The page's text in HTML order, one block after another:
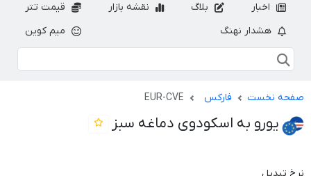
اخبار بلاگ نقشه بازار
قیمت تتر
هشدار نهنگ
میم کوین
صفحه نخست فارکس EUR-CVE
یورو به اسکودوی دماغه سبز
نرخ تبدیل